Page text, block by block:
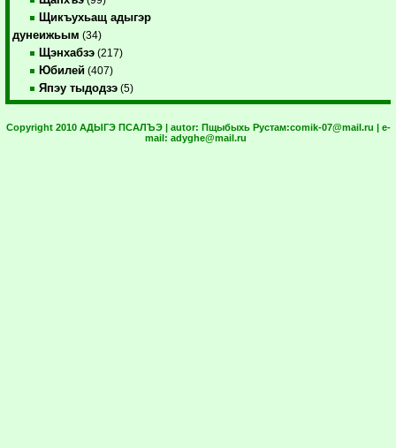
Щикъухьащ адыгэр
дунеижьым (34)
Щэнхабзэ (217)
Юбилей (407)
Япэу тыдодзэ (5)
Copyright 2010 АДЫГЭ ПСАЛЪЭ | autor: Пщыбыхь Рустам:comik-07@mail.ru | e-
mail: adyghe@mail.ru